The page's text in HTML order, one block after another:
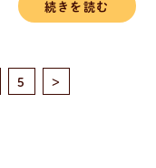
いう 幸せ＊＊＊ 特に
続きを読む
5 >